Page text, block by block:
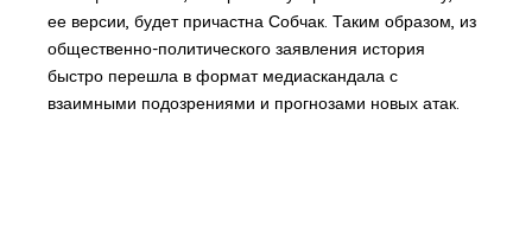
ее версии, будет причастна Собчак. Таким образом, из
общественно-политического заявления история
быстро перешла в формат медиаскандала с
взаимными подозрениями и прогнозами новых атак.